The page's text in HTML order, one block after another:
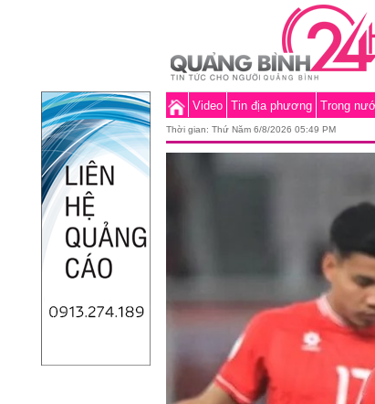
Video Tin địa phương Trong
Thời gian: Thứ Năm 6/8/2026 05:49 PM